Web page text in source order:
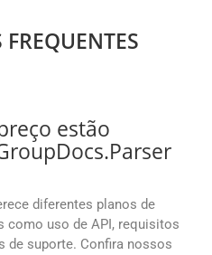
estão
diferentes planos de
como uso de API, requisitos
de suporte. Confira nossos